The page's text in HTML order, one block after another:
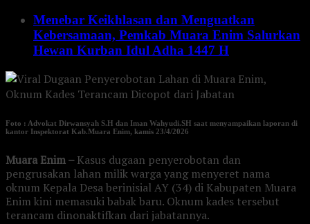
Menebar Keikhlasan dan Menguatkan
Kebersamaan, Pemkab Muara Enim Salurkan
Hewan Kurban Idul Adha 1447 H
Foto : Advokat Dirwansyah S.H dan Iman Wahyudi.SH saat menyampaikan laporan di
kantor Inspektorat Kab.Muara Enim, kamis 23/4/2026
Muara Enim –Kasus dugaan penyerobotan dan
pengrusakan lahan milik warga yang menyeret nama
oknum Kepala Desa berinisial AY (34) di Kabupaten Muara
Enim kini memasuki babak baru. Oknum kades tersebut
terancam dinonaktifkan dari jabatannya.